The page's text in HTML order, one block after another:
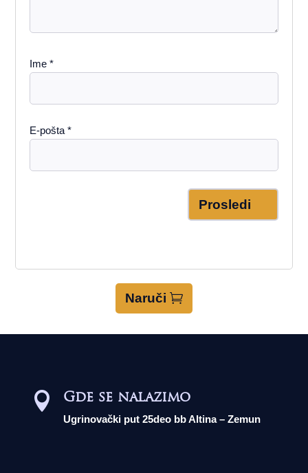
Ime*
E-pošta*
Prosledi
Naruči
 Gde se nalazimo
Ugrinovački put 25deo bb Altina – Zemun